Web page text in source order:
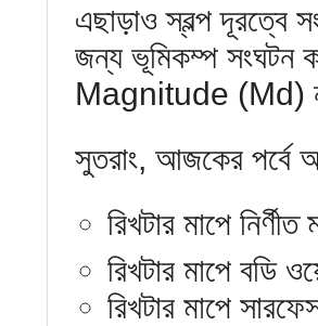
এছাড়াও স্বল্প দূরত্বে
জন্য ভূমিকম্প
Magnitude (Md)
সুতরাং, আজকের পর্বে
রিখটার মাপে
রিখটার মাপে বডি
রিখটার মাপে